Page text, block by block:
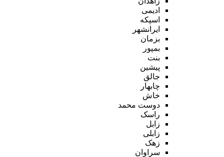
ادیمی
اسپکه
ایرانشهر
بزمان
بمپور
بنت
پیشین
جالق
چابهار
خاش
دوست محمد
راسک
زابل
زابلی
زهک
سراوان